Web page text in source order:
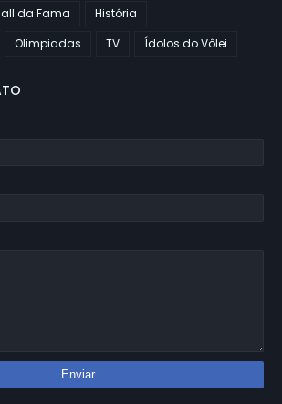
da Fama
História
Olimpiadas TV Ídolos do Vôlei